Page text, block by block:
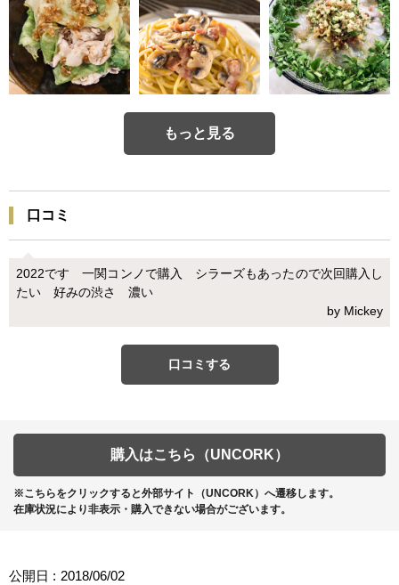
もっと見る
口コミ
2022です 一関コンノで購入 シラーズもあったので次回購入し
たい 好みの渋さ 濃い
by Mickey
口コミする
購入はこちら（UNCORK）
※こちらをクリックすると外部サイト（UNCORK）へ遷移します。
在庫状況により非表示・購入できない場合がございます。
公開日 : 2018/06/02